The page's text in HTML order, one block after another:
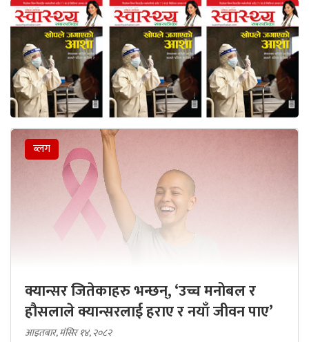
ब्लग
क्यान्सर जितेकाहरु भन्छन्, ‘उच्च मनोबल र
हौसलाले क्यान्सरलाई हराए र नयाँ जीवन पाए’
आइतबार, मंसिर १४, २०८२